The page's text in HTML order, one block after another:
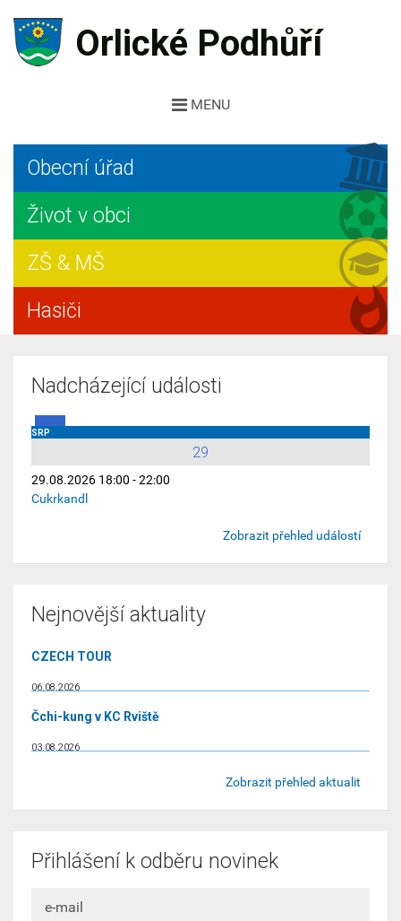
Orlické Podhůří
MENU
Obecní úřad
Život v obci
ZŠ & MŠ
Hasiči
Nadcházející události
SRP
29
29.08.2026 18:00 - 22:00
Cukrkandl
Zobrazit přehled událostí
Nejnovější aktuality
CZECH TOUR
06.08.2026
Čchi-kung v KC Rviště
03.08.2026
Zobrazit přehled aktualit
Přihlášení k odběru novinek